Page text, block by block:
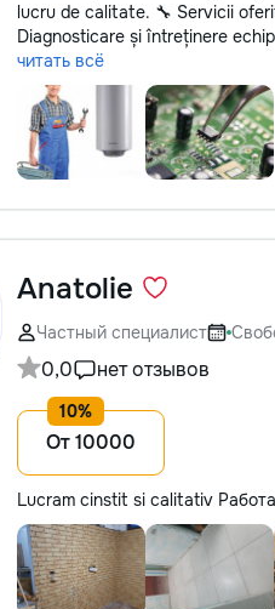
lucru de calitate. 🔧 Servicii
Diagnosticare și întreținere
читать всё
Anatolie
Частный специалист
0,0 нет отзывов
От 10000
Lucram cinstit si calitativ